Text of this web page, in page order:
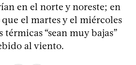
en el norte y noreste; en
que el martes y el miércoles
térmicas “sean muy bajas”
al viento.